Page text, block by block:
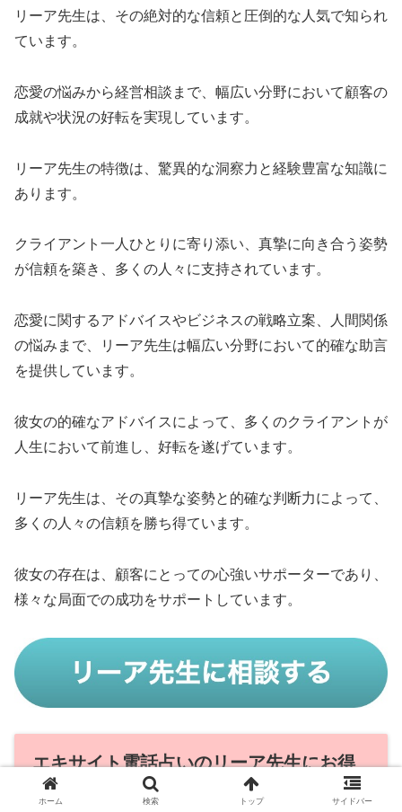
リーア先生は、その絶対的な信頼と圧倒的な人気で知られ
ています。
恋愛の悩みから経営相談まで、幅広い分野において顧客の
成就や状況の好転を実現しています。
リーア先生の特徴は、驚異的な洞察力と経験豊富な知識に
あります。
クライアント一人ひとりに寄り添い、真摯に向き合う姿勢
が信頼を築き、多くの人々に支持されています。
恋愛に関するアドバイスやビジネスの戦略立案、人間関係
の悩みまで、リーア先生は幅広い分野において的確な助言
を提供しています。
彼女の的確なアドバイスによって、多くのクライアントが
人生において前進し、好転を遂げています。
リーア先生は、その真摯な姿勢と的確な判断力によって、
多くの人々の信頼を勝ち得ています。
彼女の存在は、顧客にとっての心強いサポーターであり、
様々な局面での成功をサポートしています。
エキサイト電話占いのリーア先生にお得
に占ってもらう方法を紹介します
ホーム 検索 トップ サイドバー